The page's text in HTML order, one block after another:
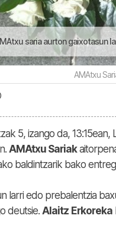
saria aurton gaixotasun larriak
AMAtxu
5, izango da,
AMAtxu Sariak
baldintzarik bako
larri edo prebalentzia
deutsie. Alaitz Erkoreka